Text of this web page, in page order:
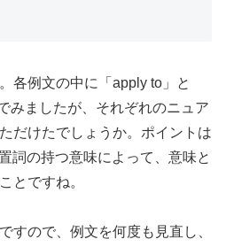
各例文の中に「apply to」と
みましたが、それぞれのニュア
だけたでしょうか。ポイントは
詞の持つ意味によって、意味と
とですね。
すので、例文を何度も見直し、